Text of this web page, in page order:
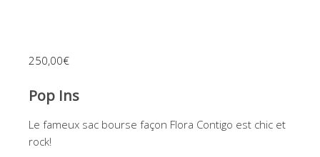
250,00€
Pop Ins
Le fameux sac bourse façon Flora Contigo est chic et
rock!